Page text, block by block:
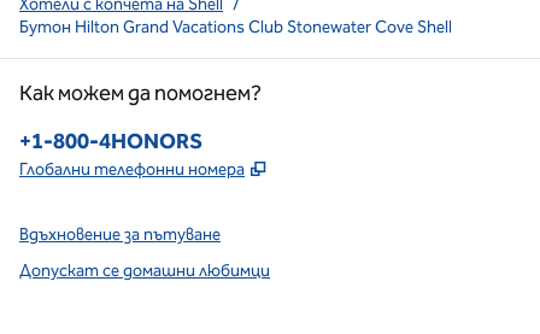
Хотели с копчета на Shell /
Бутон Hilton Grand Vacations Club Stonewater Cove Shell
Как можем да помогнем?
Телефон:
+1-800-4HONORS
Глобални телефонни номера ,
Вдъхновение за пътуване
Допускат се домашни любимци